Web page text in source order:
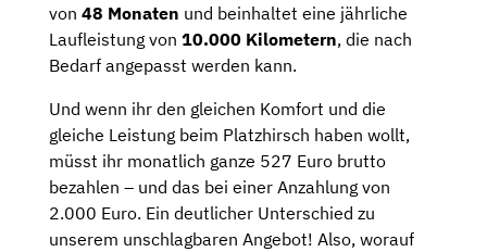
von 48 Monaten und beinhaltet eine jährliche
Laufleistung von 10.000 Kilometern, die nach
Bedarf angepasst werden kann.
Und wenn ihr den gleichen Komfort und die
gleiche Leistung beim Platzhirsch haben wollt,
müsst ihr monatlich ganze 527 Euro brutto
bezahlen – und das bei einer Anzahlung von
2.000 Euro. Ein deutlicher Unterschied zu
unserem unschlagbaren Angebot! Also, worauf